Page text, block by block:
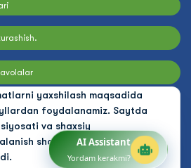
yaxshilash maqsadida
foydalanamiz. Saytda
va shaxsiy
shartlarini qabul
AI Assistant
Yordam kerakmi?